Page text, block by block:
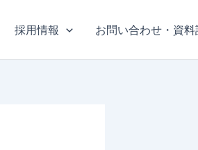
採用情報 お問い合わせ・資料